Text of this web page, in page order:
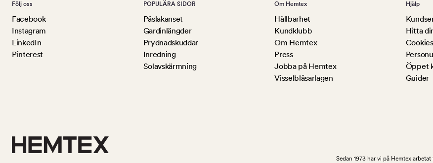
Följ oss
Facebook
Instagram
LinkedIn
Pinterest
POPULÄRA SIDOR
Påslakanset
Gardinlängder
Prydnadskuddar
Inredning
Solavskärmning
Om Hemtex
Hållbarhet
Kundklubb
Om Hemtex
Press
Jobba på Hemtex
Visselblåsarlagen
Hjälp
Hitta
Cookies
Öppet
Guider
Sedan 1973 har vi på Hemtex